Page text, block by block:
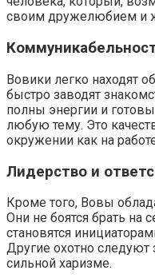
своим дружелюбием и
Вовики легко находят
быстро заводят
полны энергии и
любую тему. Это
окружении как на
Лидерство и
Кроме того, Вовы
Они не боятся брать на
становятся
Другие охотно следуют
сильной харизме.